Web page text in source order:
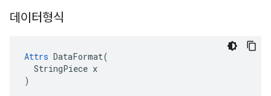
데이터형식
Attrs DataFormat(
  StringPiece x
)